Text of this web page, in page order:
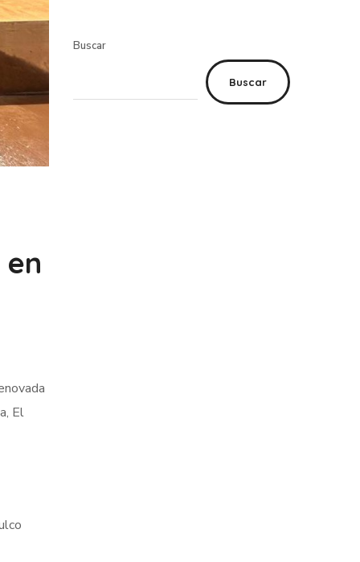
El
Buscar
Buscar